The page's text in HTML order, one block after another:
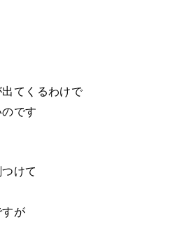
てくるわけで
です
けて
が